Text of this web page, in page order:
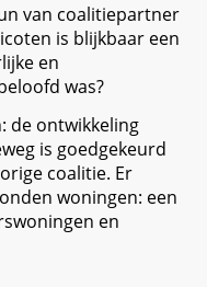
van coalitiepartner
is blijkbaar een
en
was?
de ontwikkeling
is goedgekeurd
coalitie. Er
woningen: een
en